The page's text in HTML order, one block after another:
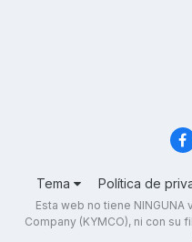
Tema Política de
Esta web no tiene NINGUNA
Company (KYMCO), ni con su